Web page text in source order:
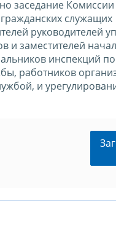
заседание
служащих
руководителей
и заместителей
инспекций
работников
и